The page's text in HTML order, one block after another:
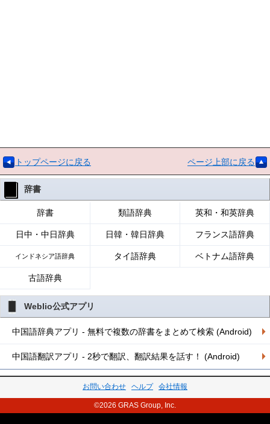
トップページに戻る ページ上部に戻る
辞書
辞書 類語辞典 英和・和英辞典
日中・中日辞典 日韓・韓日辞典 フランス語辞典
インドネシア語辞典 タイ語辞典 ベトナム語辞典
古語辞典
Weblio公式アプリ
中国語辞典アプリ - 無料で複数の辞書をまとめて検索 (Android)
中国語翻訳アプリ - 2秒で翻訳、翻訳結果を話す！ (Android)
お問い合わせ ヘルプ 会社情報
©2026 GRAS Group, Inc.